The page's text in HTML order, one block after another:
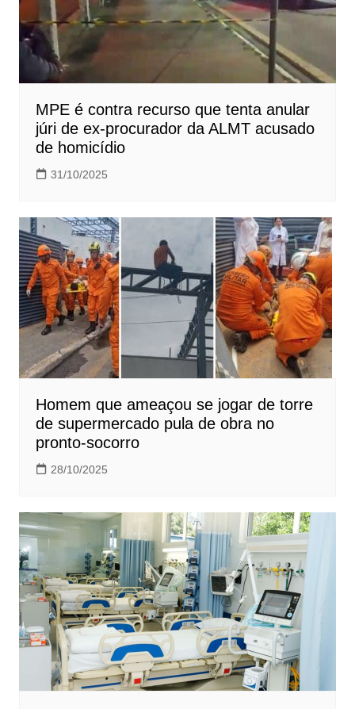
MPE é contra recurso que tenta anular
júri de ex-procurador da ALMT acusado
de homicídio
31/10/2025
Homem que ameaçou se jogar de torre
de supermercado pula de obra no
pronto-socorro
28/10/2025